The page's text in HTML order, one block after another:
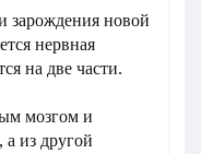
зарождения новой
нервная
на две части.
мозгом и
из другой